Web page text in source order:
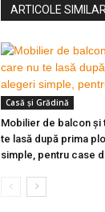
ARTICOLE
Casă şi Grădină
Mobilier de balcon și
te lasă după prima
simple, pentru case